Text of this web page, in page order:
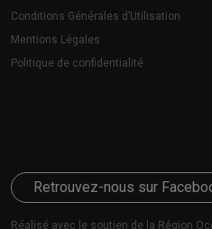
Conditions Générales d’Utilisation
Mentions Légales
Politique de confidentialité
Retrouvez-nous sur
Réalisé avec le soutien de la Région